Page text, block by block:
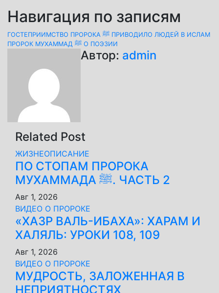
Навигация по записям
ГОСТЕПРИИМСТВО ПРОРОКА ﷺ ПРИВОДИЛО ЛЮДЕЙ В ИСЛАМ
ПРОРОК МУХАММАД ﷺ О ПОЭЗИИ
Автор: admin
Related Post
ЖИЗНЕОПИСАНИЕ
ПО СТОПАМ ПРОРОКА
МУХАММАДА ﷺ. ЧАСТЬ 2
Авг 1, 2026
ВИДЕО О ПРОРОКЕ
«ХАЗР ВАЛЬ-ИБАХА»: ХАРАМ И
ХАЛЯЛЬ: УРОКИ 108, 109
Авг 1, 2026
ВИДЕО О ПРОРОКЕ
МУДРОСТЬ, ЗАЛОЖЕННАЯ В
НЕПРИЯТНОСТЯХ